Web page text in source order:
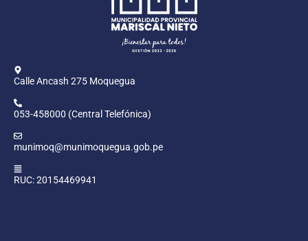
Calle Ancash 275 Moquegua
053-458000 (Central Telefónica)
munimoq@munimoquegua.gob.pe
RUC: 20154469941